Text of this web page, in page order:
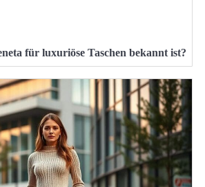
für luxuriöse Taschen bekannt ist?